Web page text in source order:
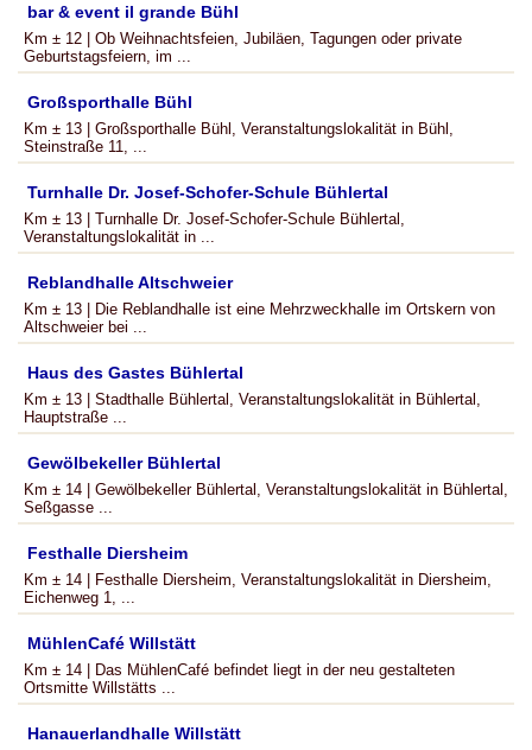
bar & event il grande Bühl
Km ± 12 | Ob Weihnachtsfeien, Jubiläen, Tagungen oder private
Geburtstagsfeiern, im ...
Großsporthalle Bühl
Km ± 13 | Großsporthalle Bühl, Veranstaltungslokalität in Bühl,
Steinstraße 11, ...
Turnhalle Dr. Josef-Schofer-Schule Bühlertal
Km ± 13 | Turnhalle Dr. Josef-Schofer-Schule Bühlertal,
Veranstaltungslokalität in ...
Reblandhalle Altschweier
Km ± 13 | Die Reblandhalle ist eine Mehrzweckhalle im Ortskern von
Altschweier bei ...
Haus des Gastes Bühlertal
Km ± 13 | Stadthalle Bühlertal, Veranstaltungslokalität in Bühlertal,
Hauptstraße ...
Gewölbekeller Bühlertal
Km ± 14 | Gewölbekeller Bühlertal, Veranstaltungslokalität in Bühlertal,
Seßgasse ...
Festhalle Diersheim
Km ± 14 | Festhalle Diersheim, Veranstaltungslokalität in Diersheim,
Eichenweg 1, ...
MühlenCafé Willstätt
Km ± 14 | Das MühlenCafé befindet liegt in der neu gestalteten
Ortsmitte Willstätts ...
Hanauerlandhalle Willstätt